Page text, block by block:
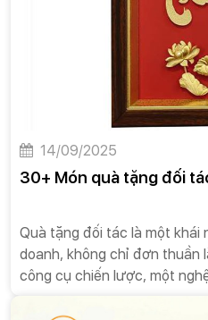
14/09/2025
30+ Món quà tặng đối
Quà tặng đối tác là một khái
doanh, không chỉ đơn thuần
công cụ chiến lược, một